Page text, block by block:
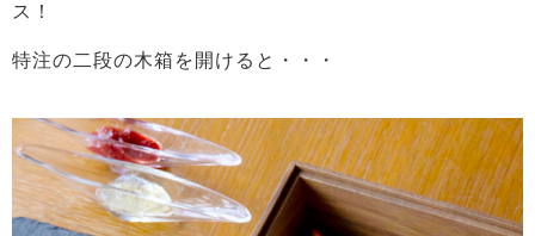
ス！
特注の二段の木箱を開けると・・・